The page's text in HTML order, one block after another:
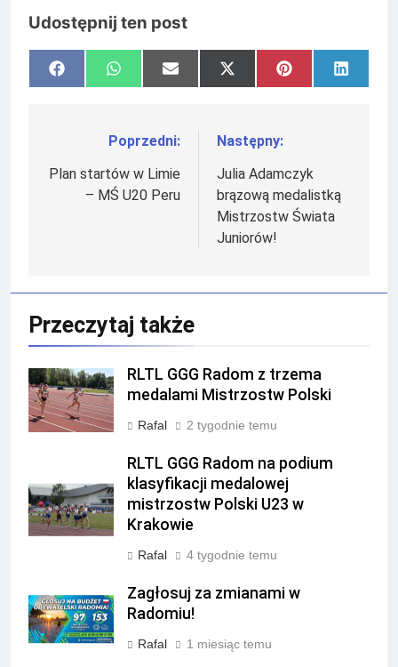
Udostępnij ten post
Share
on
FacebookShare
on
WhatsAppShare
on
Email
Share
on
X
(Twitter)
Share
on
PinterestShare
on
Nawigacja
wpisu
Poprzedni:
Plan startów w Limie
– MŚ U20 Peru
Następny:
Julia Adamczyk
brązową medalistką
Mistrzostw Świata
Juniorów!
Przeczytaj także
RLTL GGG Radom z trzema
medalami Mistrzostw Polski
Rafal 2 tygodnie temu
RLTL GGG Radom na podium
klasyfikacji medalowej
mistrzostw Polski U23 w
Krakowie
Rafal 4 tygodnie temu
Zagłosuj za zmianami w
Radomiu!
Rafal 1 miesiąc temu